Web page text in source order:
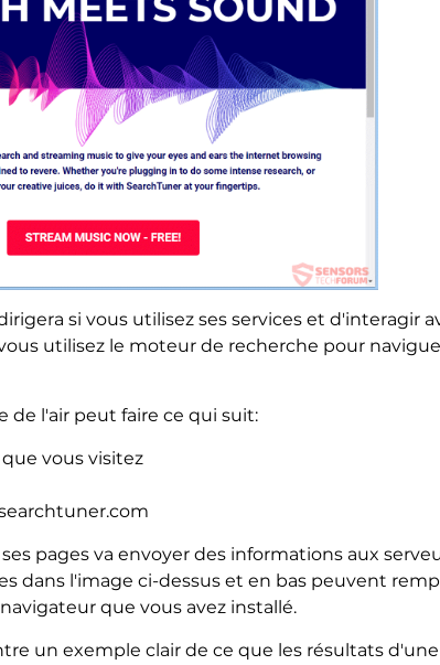
si vous utilisez ses services et d'interagir
utilisez le moteur de recherche pour
de l'air peut faire ce qui suit:
vous visitez
pages va envoyer des informations aux
dans l'image ci-dessus et en bas peuvent
que vous avez installé.
un exemple clair de ce que les résultats